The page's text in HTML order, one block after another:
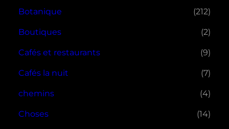
Botanique (212)
Boutiques (2)
Cafés et restaurants (9)
Cafés la nuit (7)
chemins (4)
Choses (14)